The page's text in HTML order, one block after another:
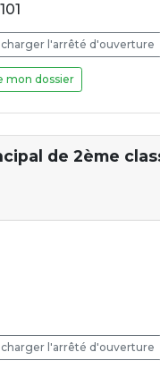
l'arrêté d'ouverture
mon dossier
de 2ème
l'arrêté d'ouverture